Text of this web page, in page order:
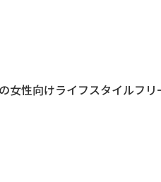
女性向けライフスタイルフリ